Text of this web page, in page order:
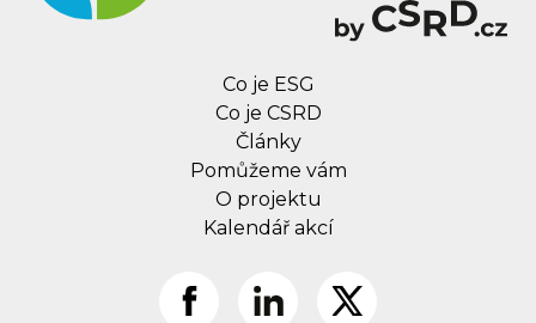
Co je ESG
Co je CSRD
Články
Pomůžeme vám
O projektu
Kalendář akcí